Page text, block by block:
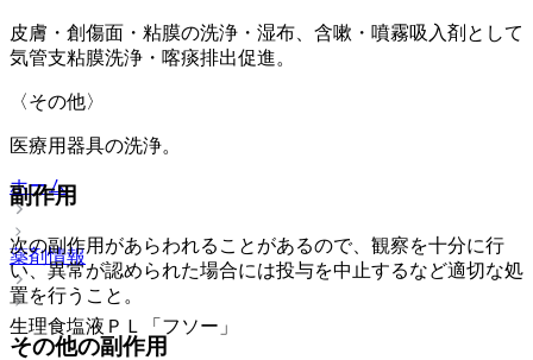
皮膚・創傷面・粘膜の洗浄・湿布、含嗽・噴霧吸入剤として
気管支粘膜洗浄・喀痰排出促進。
〈その他〉
医療用器具の洗浄。
副作用
次の副作用があらわれることがあるので、観察を十分に行
い、異常が認められた場合には投与を中止するなど適切な処
置を行うこと。
その他の副作用
ホーム
薬剤情報
生理食塩液ＰＬ「フソー」